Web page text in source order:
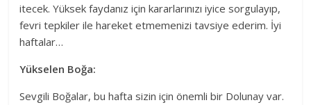
itecek. Yüksek faydanız için kararlarınızı iyice sorgulayıp,
fevri tepkiler ile hareket etmemenizi tavsiye ederim. İyi
haftalar…
Yükselen Boğa:
Sevgili Boğalar, bu hafta sizin için önemli bir Dolunay var.